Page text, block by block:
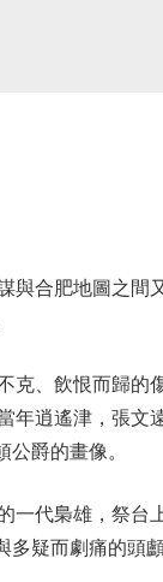
合肥地圖之間
、飲恨而歸的
年逍遙津，張文
爵的畫像。
代梟雄，祭台
疑而劇痛的頭顱